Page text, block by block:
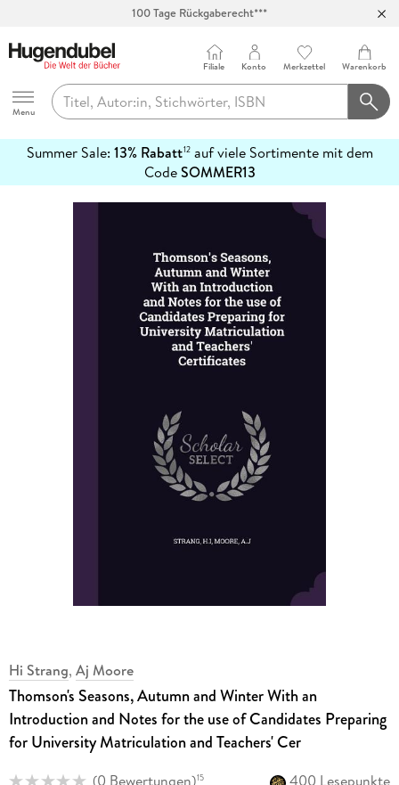
100 Tage Rückgaberecht***
Hugendubel
Menu
Filiale Konto Merkzettel Warenkorb
Summer Sale: 13% Rabatt12auf viele Sortimente mit dem
CodeSOMMER13
erfahren
Hi Strang, Aj Moore
Thomson's Seasons, Autumn and Winter With an
Introduction and Notes for the use of Candidates Preparing
for University Matriculation and Teachers' Cer
(0 Bewertungen)15
400 Lesepunkte